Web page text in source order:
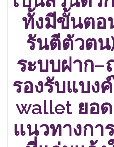
ทั้งมีขั้นตอ
รันตีตัวต
ระบบฝาก
รองรับแบง
wallet ยอ
แนวทางกา